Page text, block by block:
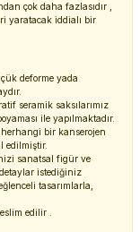
çok daha fazlasıdır ,
yaratacak iddialı bir
deforme yada
seramik saksılarımız
ile yapılmaktadır.
herhangi bir kanserojen
edilmiştir.
sanatsal figür ve
istediğiniz
tasarımlarla,
edilir .